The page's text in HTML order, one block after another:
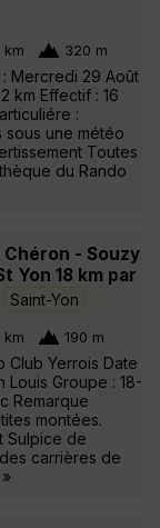
km 320 m
: Mercredi 29 Août
km Effectif : 16
:
sous une météo
Toutes
du Rando
Chéron - Souzy
Yon 18 km par
Saint-Yon
km 190 m
Club Yerrois Date
Louis Groupe : 18-
Remarque
montées.
Sulpice de
carrières de